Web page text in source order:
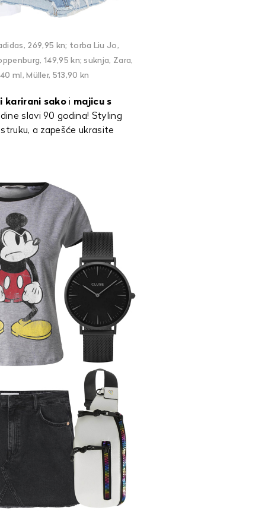
269,95 kn; torba Liu Jo,
149,95 kn; suknja, Zara,
ml, Müller, 513,90 kn
karirani sako i majicu s
slavi 90 godina! Styling
a zapešće ukrasite